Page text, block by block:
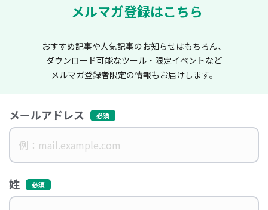
メルマガ登録はこちら
おすすめ記事や人気記事のお知らせはもちろん、
ダウンロード可能なツール・限定イベントなど
メルマガ登録者限定の情報もお届けします。
メールアドレス
姓